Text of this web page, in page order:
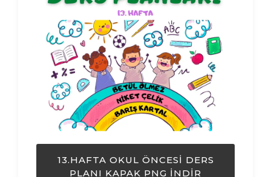
13.HAFTA OKUL ÖNCESI DERS
PLANI KAPAK PNG İNDIR